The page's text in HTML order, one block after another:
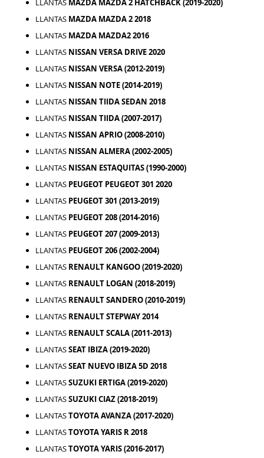
LLANTAS MAZDA MAZDA 2 HATCHBACK (2019-2020)
LLANTAS MAZDA MAZDA 2 2018
LLANTAS MAZDA MAZDA2 2016
LLANTAS NISSAN VERSA DRIVE 2020
LLANTAS NISSAN VERSA (2012-2019)
LLANTAS NISSAN NOTE (2014-2019)
LLANTAS NISSAN TIIDA SEDAN 2018
LLANTAS NISSAN TIIDA (2007-2017)
LLANTAS NISSAN APRIO (2008-2010)
LLANTAS NISSAN ALMERA (2002-2005)
LLANTAS NISSAN ESTAQUITAS (1990-2000)
LLANTAS PEUGEOT PEUGEOT 301 2020
LLANTAS PEUGEOT 301 (2013-2019)
LLANTAS PEUGEOT 208 (2014-2016)
LLANTAS PEUGEOT 207 (2009-2013)
LLANTAS PEUGEOT 206 (2002-2004)
LLANTAS RENAULT KANGOO (2019-2020)
LLANTAS RENAULT LOGAN (2018-2019)
LLANTAS RENAULT SANDERO (2010-2019)
LLANTAS RENAULT STEPWAY 2014
LLANTAS RENAULT SCALA (2011-2013)
LLANTASSEAT IBIZA (2019-2020)
LLANTASSEAT NUEVO IBIZA 5D 2018
LLANTASSUZUKI ERTIGA (2019-2020)
LLANTASSUZUKI CIAZ (2018-2019)
LLANTASTOYOTA AVANZA (2017-2020)
LLANTASTOYOTA YARIS R 2018
LLANTASTOYOTA YARIS (2016-2017)